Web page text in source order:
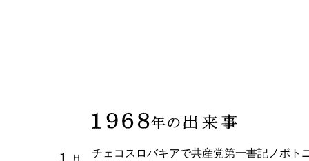
チェコスロバキアで共産党第一書記ノボト